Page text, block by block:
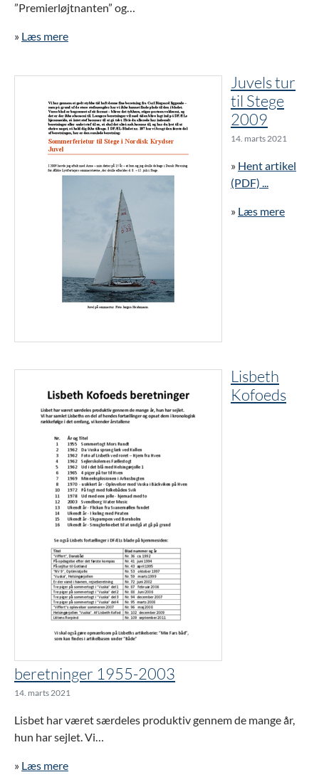
”Premierløjtnanten” og…
» Læs mere
Juvels tur
til Stege
2009
14. marts 2021
» Hent artikel
(PDF) ...
» Læs mere
Lisbeth
Kofoeds
beretninger 1955-2003
14. marts 2021
Lisbet har været særdeles produktiv gennem de mange år,
hun har sejlet. Vi…
» Læs mere